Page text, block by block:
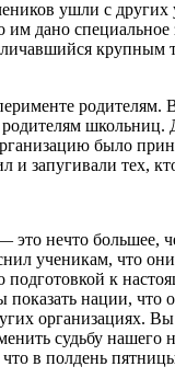
ушли с других
дано специальное
родителям.
было
запугивали тех,
это нечто
ученикам, что
к
нации,
организациях.
судьбу
в полдень